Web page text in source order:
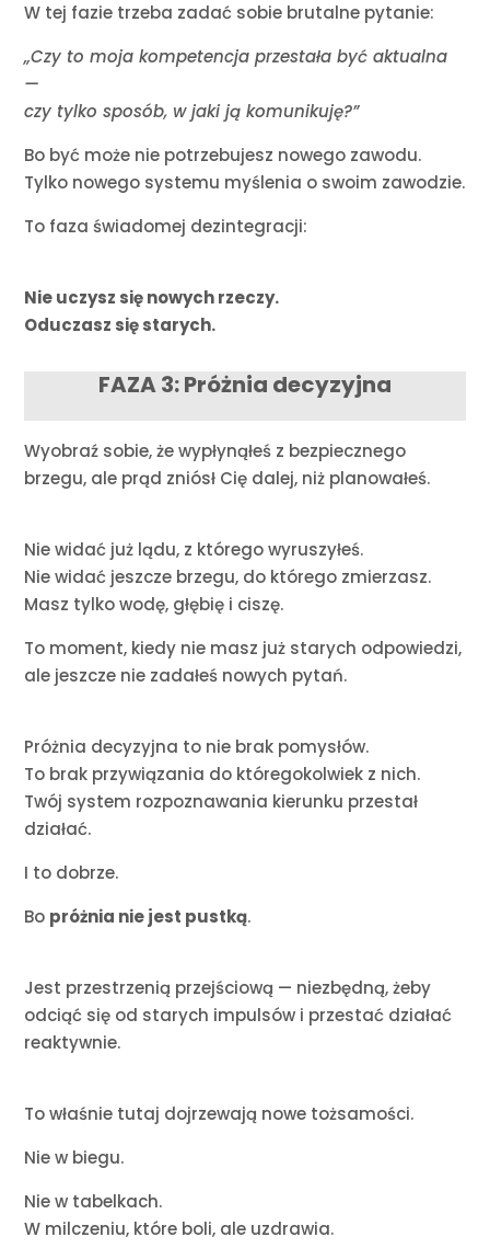
W tej fazie trzeba zadać sobie brutalne pytanie:
„Czy to moja kompetencja przestała być aktualna
—
czy tylko sposób, w jaki ją komunikuję?”
Bo być może nie potrzebujesz nowego zawodu.
Tylko nowego systemu myślenia o swoim zawodzie.
To faza świadomej dezintegracji:
Nie uczysz się nowych rzeczy.
Oduczasz się starych.
FAZA 3: Próżnia decyzyjna
Wyobraź sobie, że wypłynąłeś z bezpiecznego
brzegu, ale prąd zniósł Cię dalej, niż planowałeś.
Nie widać już lądu, z którego wyruszyłeś.
Nie widać jeszcze brzegu, do którego zmierzasz.
Masz tylko wodę, głębię i ciszę.
To moment, kiedy nie masz już starych odpowiedzi,
ale jeszcze nie zadałeś nowych pytań.
Próżnia decyzyjna to nie brak pomysłów.
To brak przywiązania do któregokolwiek z nich.
Twój system rozpoznawania kierunku przestał
działać.
I to dobrze.
Bo próżnia nie jest pustką.
Jest przestrzenią przejściową — niezbędną, żeby
odciąć się od starych impulsów i przestać działać
reaktywnie.
To właśnie tutaj dojrzewają nowe tożsamości.
Nie w biegu.
Nie w tabelkach.
W milczeniu, które boli, ale uzdrawia.